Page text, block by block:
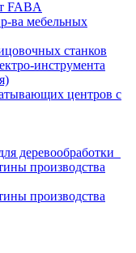
FABA
ва мебельных
станков
инструмента
центров с
деревообработки
производства
производства